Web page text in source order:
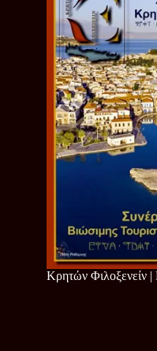
Κρητών Φιλοξενείν |